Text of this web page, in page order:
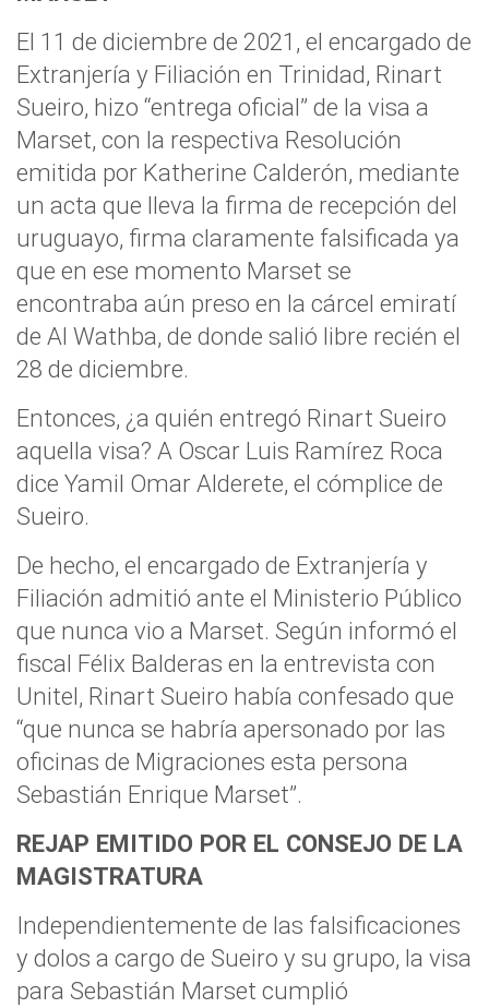
El 11 de diciembre de 2021, el encargado de
Extranjería y Filiación en Trinidad, Rinart
Sueiro, hizo “entrega oficial” de la visa a
Marset, con la respectiva Resolución
emitida por Katherine Calderón, mediante
un acta que lleva la firma de recepción del
uruguayo, firma claramente falsificada ya
que en ese momento Marset se
encontraba aún preso en la cárcel emiratí
de Al Wathba, de donde salió libre recién el
28 de diciembre.
Entonces, ¿a quién entregó Rinart Sueiro
aquella visa? A Oscar Luis Ramírez Roca
dice Yamil Omar Alderete, el cómplice de
Sueiro.
De hecho, el encargado de Extranjería y
Filiación admitió ante el Ministerio Público
que nunca vio a Marset. Según informó el
fiscal Félix Balderas en la entrevista con
Unitel, Rinart Sueiro había confesado que
“que nunca se habría apersonado por las
oficinas de Migraciones esta persona
Sebastián Enrique Marset”.
REJAP EMITIDO POR EL CONSEJO DE LA
MAGISTRATURA
Independientemente de las falsificaciones
y dolos a cargo de Sueiro y su grupo, la visa
para Sebastián Marset cumplió